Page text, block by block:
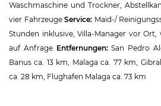
Waschmaschine und Trockner,
vier FahrzeugeService: Maid-/
Stunden inklusive, Villa-Manager vor Ort,
auf Anfrage Entfernungen:San Pedro
Banus ca. 13 km, Malaga ca. 77 km,
ca. 28 km, Flughafen Malaga ca. 73 km